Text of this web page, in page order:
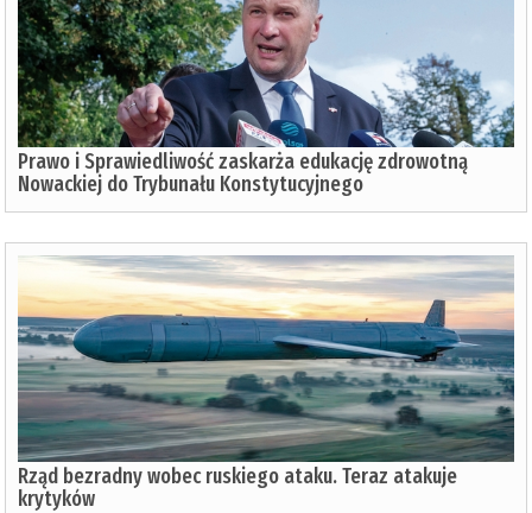
Prawo i Sprawiedliwość zaskarża edukację zdrowotną
Nowackiej do Trybunału Konstytucyjnego
Rząd bezradny wobec ruskiego ataku. Teraz atakuje
krytyków